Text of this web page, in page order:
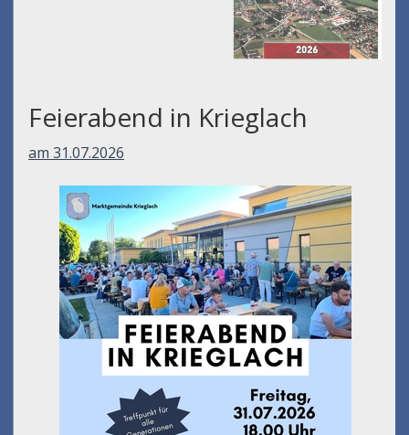
Feierabend in Krieglach
am 31.07.2026